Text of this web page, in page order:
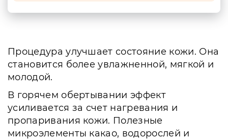
Процедура улучшает состояние кожи. Она
становится более увлажненной, мягкой и
молодой.
В горячем обертывании эффект
усиливается за счет нагревания и
пропаривания кожи. Полезные
микроэлементы какао, водорослей и